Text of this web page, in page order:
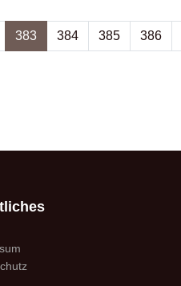
383 384 385 386